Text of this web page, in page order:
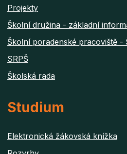
Projekty
Školní družina - základní
Školní poradenské pracoviště -
SRPŠ
Školská rada
Studium
Elektronická žákovská knížka